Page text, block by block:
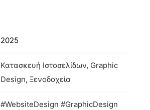
2025
Κατασκευή Ιστοσελίδων, Graphic
Design, Ξενοδοχεία
#WebsiteDesign #GraphicDesign